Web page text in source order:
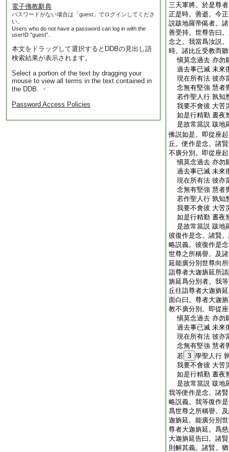
電子佛教辭典
パスワードがない場合は「guest」でログインしてくださ
い。
Users who do not have a password can log in with the
userID "guest".
本文をドラッグして選択するとDDBの見出し語
検索結果が表示されます。
Select a portion of the text by dragging your
mouse to view all terms in the text contained in
the DDB. ・
Password Access Policies
三天軍將。於是尊
正是時。善逝。今
説跋地羅帝偈者。
善受持。世尊告曰
念之。我當爲汝説
時。諸比丘受教而
愼莫念過去 亦勿
過去事已滅 未來
現在所有法 彼亦
念無有堅強 慧者
若作聖人行 孰知
我要不會彼 大苦
如是行精勤 晝夜
是故常當説 跋地
佛説如是。即從座
丘。便作是念。諸
不廣分別。即從座
愼莫念過去 亦勿
過去事已滅 未來
現在所有法 彼亦
念無有堅強 慧者
若作聖人行 孰知
我要不會彼 大苦
如是行精勤 晝夜
是故常當説 跋地
彼復作是念。諸賢
略説義。彼復作是
世尊之所稱譽。及
延能廣分別世尊向
詣尊者大迦旃延所
旃延爲分別者。我
丘往詣尊者大迦旃
面白曰。尊者大迦
教不廣分別。即從
愼莫念過去 亦勿
過去事已滅 未來
現在所有法 彼亦
念無有堅強 慧者
若 3 學聖人行
我要不會彼 大苦
如是行精勤 晝夜
是故常當説 跋地
我等便作是念。諸
略説義。我等復作
爲世尊之所稱譽。
迦旃延。能廣分別
尊者大迦旃延。爲
大迦旃延告曰。諸
則解其義。諸賢。